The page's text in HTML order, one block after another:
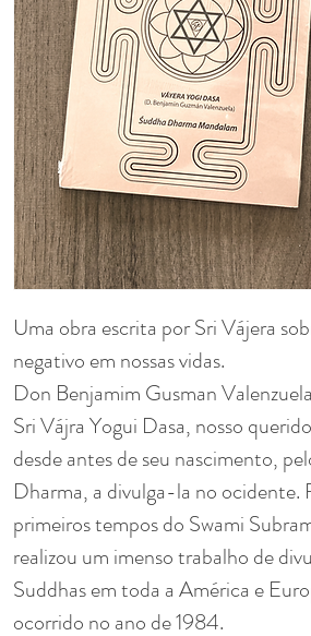
Uma obra escrita por Sri Vájera
negativo em nossas vidas.
Don Benjamim Gusman
Sri Vájra Yogui Dasa, nosso
desde antes de seu nascimento,
Dharma, a divulga-la no ocidente.
primeiros tempos do Swami
realizou um imenso trabalho de
Suddhas em toda a América e
ocorrido no ano de 1984.